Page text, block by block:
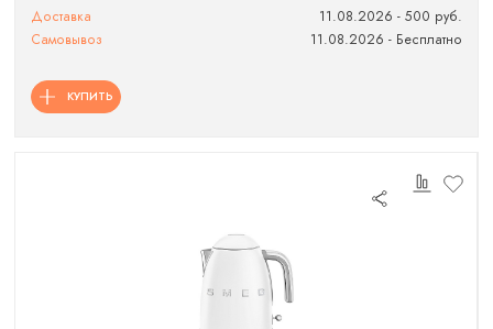
Доставка
11.08.2026 - 500 руб.
Самовывоз
11.08.2026 - Бесплатно
КУПИТЬ